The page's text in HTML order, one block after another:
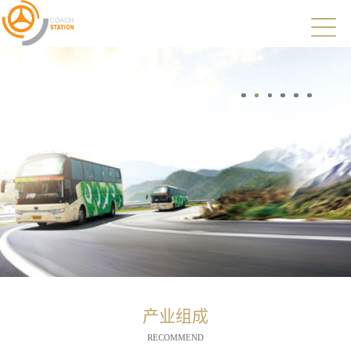
产业组成
RECOMMEND